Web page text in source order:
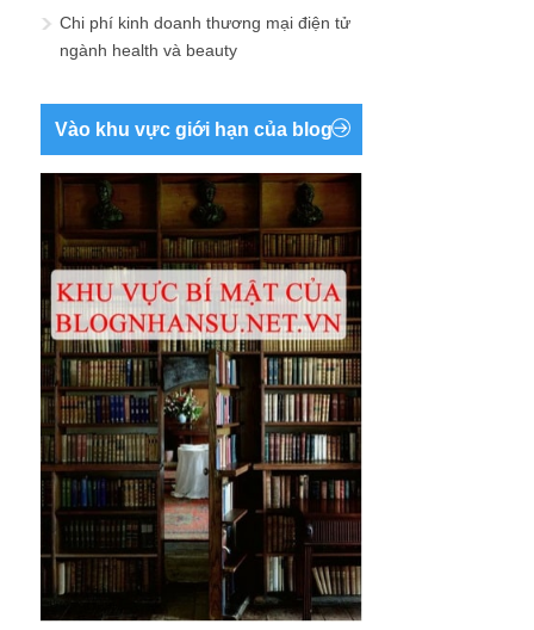
Chi phí kinh doanh thương mại điện tử
ngành health và beauty
Vào khu vực giới hạn của blog